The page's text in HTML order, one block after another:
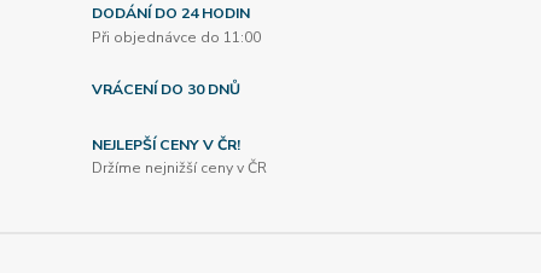
DODÁNÍ DO 24 HODIN
Při objednávce do 11:00
VRÁCENÍ DO 30 DNŮ
NEJLEPŠÍ CENY V ČR!
Držíme nejnižší ceny v ČR